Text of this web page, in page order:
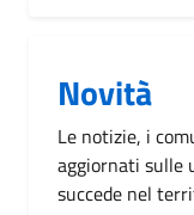
Novità
Le notizie, i
aggiornati sulle
succede nel